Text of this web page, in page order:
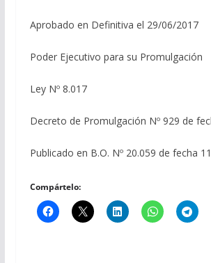
Aprobado en Definitiva el 29/06/2017
Poder Ejecutivo para su Promulgación
Ley Nº 8.017
Decreto de Promulgación Nº 929 de
Publicado en B.O. Nº 20.059 de fecha
Compártelo: